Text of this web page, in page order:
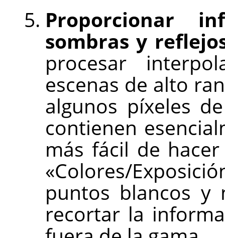
Proporcionar
sombras y
procesar
escenas de alto
algunos píxeles
contienen
más fácil de
«Colores/
puntos blancos y
recortar la